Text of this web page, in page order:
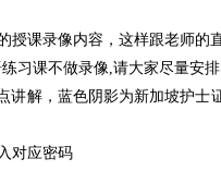
授课录像内容，这样跟老师的
习课不做录像,请大家尽量安
讲解，蓝色阴影为新加坡护
对应密码